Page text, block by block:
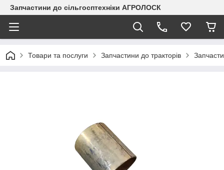
Запчастини до сільгосптехніки АГРОЛОСК
Товари та послуги Запчастини до тракторів